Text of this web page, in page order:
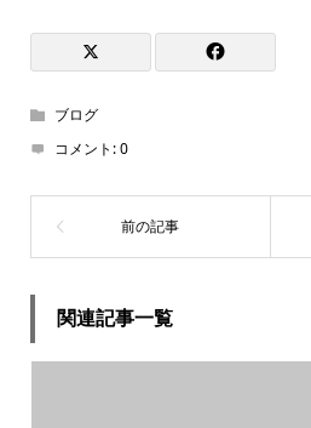
ブログ
コメント:0
関連記事一覧